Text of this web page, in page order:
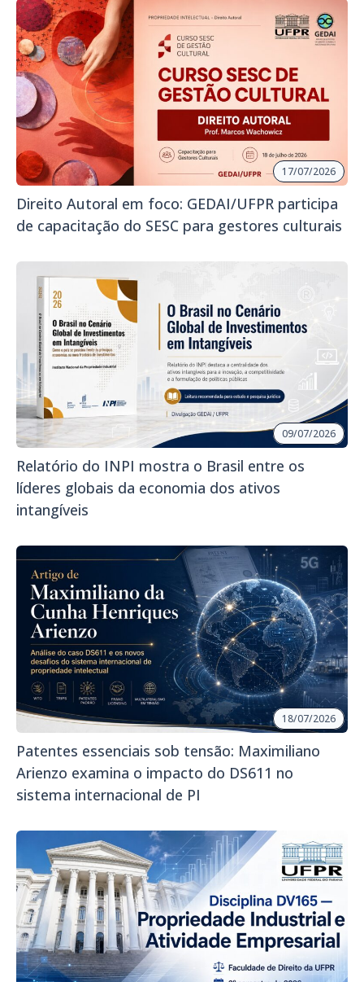
17/07/2026
Direito Autoral em foco: GEDAI/UFPR participa
de capacitação do SESC para gestores culturais
09/07/2026
Relatório do INPI mostra o Brasil entre os
líderes globais da economia dos ativos
intangíveis
18/07/2026
Patentes essenciais sob tensão: Maximiliano
Arienzo examina o impacto do DS611 no
sistema internacional de PI